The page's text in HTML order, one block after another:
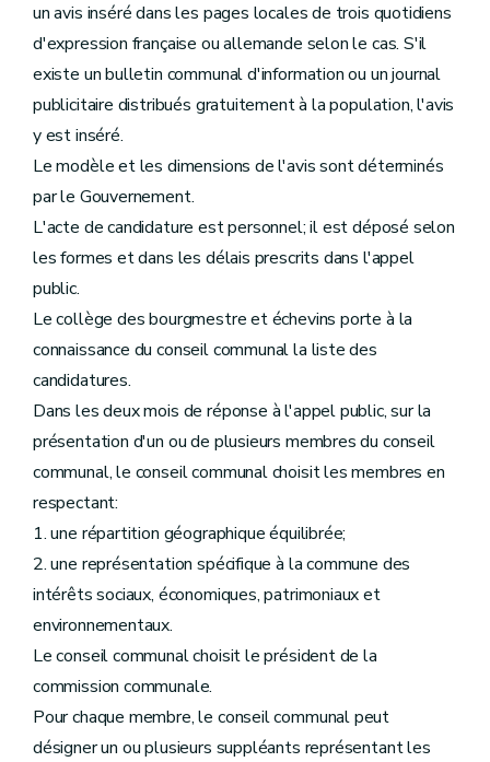
un avis inséré dans les pages locales de trois quotidiens
d'expression française ou allemande selon le cas. S'il
existe un bulletin communal d'information ou un journal
publicitaire distribués gratuitement à la population, l'avis
y est inséré.
Le modèle et les dimensions de l'avis sont déterminés
par le Gouvernement.
L'acte de candidature est personnel; il est déposé selon
les formes et dans les délais prescrits dans l'appel
public.
Le collège des bourgmestre et échevins porte à la
connaissance du conseil communal la liste des
candidatures.
Dans les deux mois de réponse à l'appel public, sur la
présentation d'un ou de plusieurs membres du conseil
communal, le conseil communal choisit les membres en
respectant:
1. une répartition géographique équilibrée;
2. une représentation spécifique à la commune des
intérêts sociaux, économiques, patrimoniaux et
environnementaux.
Le conseil communal choisit le président de la
commission communale.
Pour chaque membre, le conseil communal peut
désigner un ou plusieurs suppléants représentant les